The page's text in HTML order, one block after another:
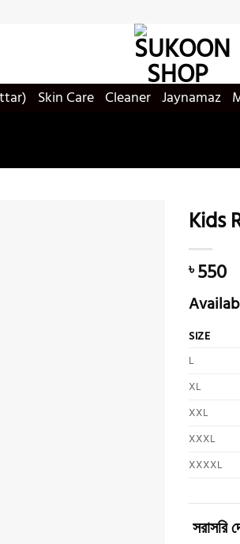
Skin Care Cleaner Jaynamaz
Kids
৳550
SIZE
L
XL
XXL
XXXL
XXXXL
সরাসরি